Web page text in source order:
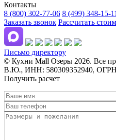
Контакты
8 (800) 302-77-06 8 (499) 348-15-11
Заказать звонок Рассчитать
Письмо директору
© Кухни Mall Озеры 2026. Все
В.Ю., ИНН: 580309352940,
Получить расчет